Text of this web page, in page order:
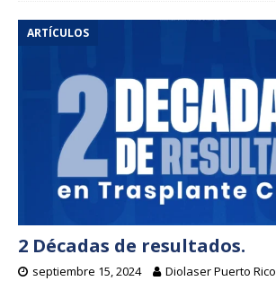
ARTÍCULOS
2 Décadas de resultados.
septiembre 15, 2024 Diolaser Puerto Rico